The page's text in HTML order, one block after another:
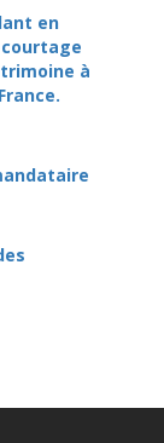
en
à